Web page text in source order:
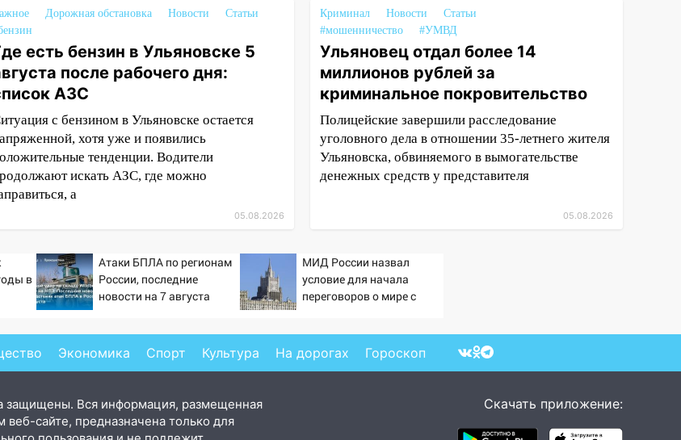
Дорожная обстановка Новости
Статьи
есть бензин в Ульяновске 5
после рабочего дня:
АЗС
с бензином в Ульяновске остается
хотя уже и появились
тенденции. Водители
искать АЗС, где можно
а
05.08.2026
Криминал Новости
Статьи
#мошенничество
#УМВД
Ульяновец отдал более 14
миллионов рублей за
криминальное покровительство
Полицейские завершили расследование
уголовного дела в отношении 35-летнего жителя
Ульяновска, обвиняемого в вымогательстве
денежных средств у представителя
05.08.2026
в
Атаки БПЛА по регионам
России, последние
новости на 7 августа
состояние пострадавших
МИД России назвал
условие для начала
переговоров о мире с
Экономика Спорт Культура На дорогах Гороскоп
защищены. Вся информация, размещенная
веб-сайте, предназначена только для
Скачать приложение: